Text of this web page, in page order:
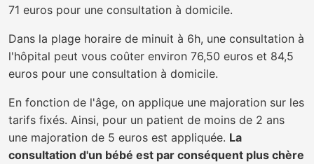
71 euros pour une consultation à domicile.
Dans la plage horaire de minuit à 6h, une consultation à
l'hôpital peut vous coûter environ 76,50 euros et 84,5
euros pour une consultation à domicile.
En fonction de l'âge, on applique une majoration sur les
tarifs fixés. Ainsi, pour un patient de moins de 2 ans
une majoration de 5 euros est appliquée. La
consultation d'un bébé est par conséquent plus chère